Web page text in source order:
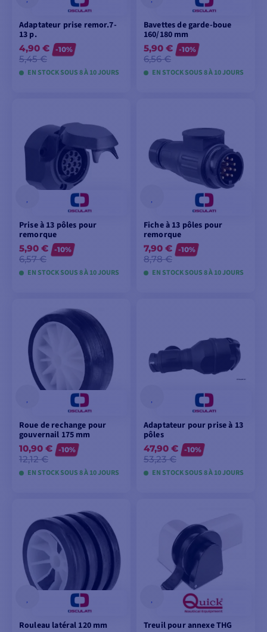
Adaptateur prise remor.7-
13 p.
4,90 €
5,45 €
-10%
EN STOCK SOUS 8 À 10 JOURS
Bavettes de garde-boue
160/180 mm
5,90 €
6,56 €
-10%
EN STOCK SOUS 8 À 10 JOURS
Prise à 13 pôles pour
remorque
5,90 €
6,57 €
-10%
EN STOCK SOUS 8 À 10 JOURS
VOIR LES MODÈLES
Fiche à 13 pôles pour
remorque
7,90 €
8,78 €
-10%
EN STOCK SOUS 8 À 10 JOURS
Roue de rechange pour
gouvernail 175 mm
10,90 €
12,12 €
-10%
EN STOCK SOUS 8 À 10 JOURS
VOIR LES MODÈLES
Adaptateur pour prise à 13
pôles
47,90 €
53,23 €
-10%
EN STOCK SOUS 8 À 10 JOURS
Rouleau latéral 120 mm Treuil pour annexe THG